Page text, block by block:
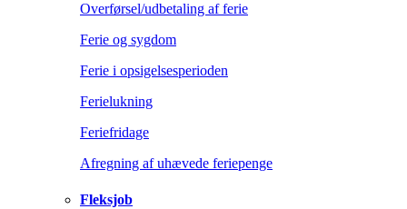
Overførsel/udbetaling af ferie
Ferie og sygdom
Ferie i opsigelsesperioden
Ferielukning
Feriefridage
Afregning af uhævede feriepenge
Fleksjob